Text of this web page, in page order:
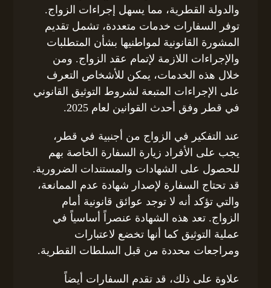
والدولة القطرية، مما يسهل إجراءات الزواج.
توفر السفارات خدمات متعددة، تشمل تقديم
المشورة القانونية لمواطنيها بشأن المتطلبات
والإجراءات اللازمة لإتمام عقد الزواج. ومن
خلال هذه الخدمات، يمكن للأشخاص التعرف
على الإجراءات المتبعة لشروط التوثيق القانوني
في قطر وفق أحدث القوانين لعام 2025.
عند التفكير في الزواج من أجنبية في قطر،
يجب على الأفراد زيارة السفارة الخاصة بهم
للحصول على الشهادات والمستندات الضرورية.
قد تحتاج السفارة لإصدار شهادة عدم الممانعة،
والتي تؤكد أنه لا توجد عوائق قانونية أمام
الزواج. تعد هذه الشهادة عنصراً أساسياً في
عملية التوثيق كما أنها تخضع لاعتبارات
ومراجعات محددة من قبل السلطات القطرية.
علاوة على ذلك، قد تقدم السفارات أيضاً